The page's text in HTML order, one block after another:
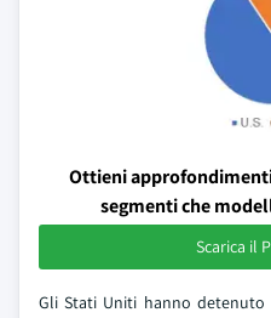
Ottieni
segmenti che
Scarica il
Gli Stati Uniti hanno